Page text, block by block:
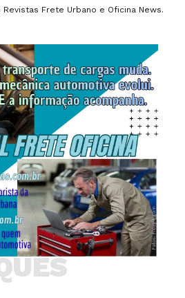
Frete Urbano e Oficina News.